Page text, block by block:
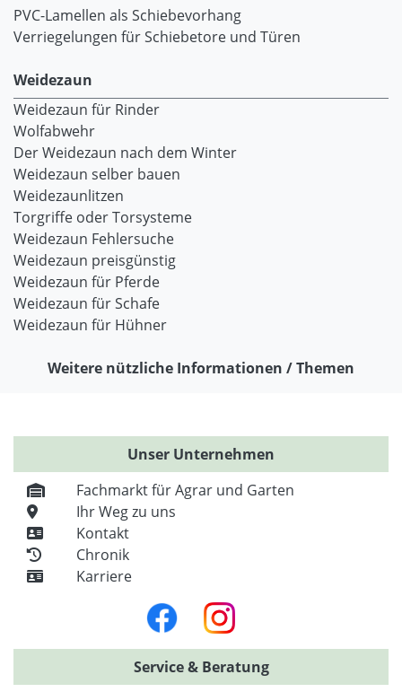
PVC-Lamellen als Schiebevorhang
Verriegelungen für Schiebetore und Türen
Weidezaun
Weidezaun für Rinder
Wolfabwehr
Der Weidezaun nach dem Winter
Weidezaun selber bauen
Weidezaunlitzen
Torgriffe oder Torsysteme
Weidezaun Fehlersuche
Weidezaun preisgünstig
Weidezaun für Pferde
Weidezaun für Schafe
Weidezaun für Hühner
Weitere nützliche Informationen / Themen
Unser Unternehmen
Fachmarkt für Agrar und Garten
Ihr Weg zu uns
Kontakt
Chronik
Karriere
Service & Beratung